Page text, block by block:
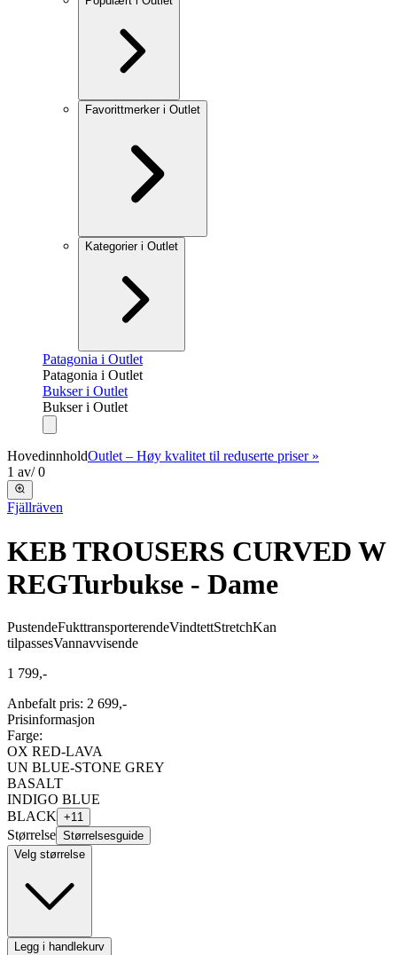
Favorittmerker i Outlet
Kategorier i Outlet
Patagonia i Outlet
Patagonia i Outlet
Bukser i Outlet
Bukser i Outlet
HovedinnholdOutlet – Høy kvalitet til reduserte priser »
1 av/ 0
Fjällräven
KEB TROUSERS CURVED W
REGTurbukse - Dame
PustendeFukttransporterendeVindtettStretchKan
tilpassesVannavvisende
1 799,-
Anbefalt pris: 2 699,-
Prisinformasjon
Farge:
OX RED-LAVA
UN BLUE-STONE GREY
BASALT
INDIGO BLUE
BLACK +11
Størrelse Størrelsesguide
Velg størrelse
Legg i handlekurv